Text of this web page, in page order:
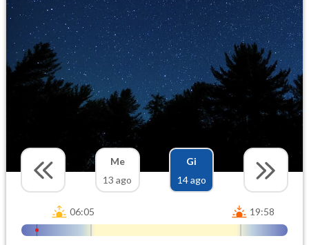
Me
13 ago
Gi
14 ago
06:05 19:58